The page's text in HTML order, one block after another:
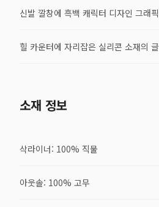
신발 깔창에 흑백 캐릭터 디자인 그래
힐 카운터에 자리잡은 실리콘 소재의
소재 정보
삭라이너: 100% 직물
아웃솔: 100% 고무